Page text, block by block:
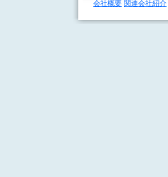
会社概要 関連会社紹介